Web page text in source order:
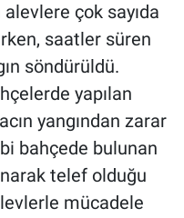
çok sayıda
saatler süren
söndürüldü.
yapılan
yangından zarar
bahçede bulunan
telef olduğu
mücadele